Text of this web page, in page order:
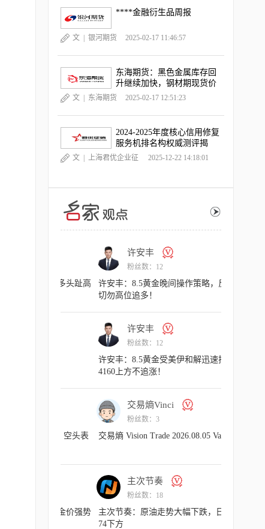
****金融衍生品周报
文 | 银河期货 2025-02-17 11:46:57
东海期货：黑色金属库存回
升继续加快，钢材期现货价
格跌幅扩大
文 | 东海期货 2025-02-17 12:51:23
2024-2025年度核心信用修复
服务机排名构权威测评揭
晓，《中国晨报》独家深度
文 | 上海君优企业征
2025-12-22 14:18:01
交易熵Vinci
粉丝数：3
交易熵 Vision Trade 2026.08.07 Va
许安丰
粉丝数：12
许安丰：8.7黄金早盘行情剖析，昨晚布局
主次节奏
粉丝数：18
主次节奏：原油走势下跌动能衰竭，日内
主次节奏
粉丝数：18
主次节奏：8.7一句话看懂黄金Gold
许安丰：8.6
交易熵 Vision
主次节奏：原
许安丰：8.6